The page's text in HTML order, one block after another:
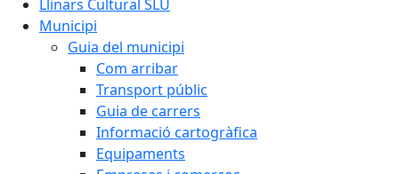
Llinars Cultural SLU
Municipi
Guia del municipi
Com arribar
Transport públic
Guia de carrers
Informació cartogràfica
Equipaments